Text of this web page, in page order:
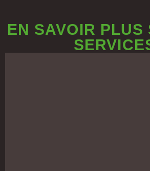
EN SAVOIR PLUS